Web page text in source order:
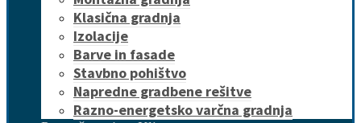
Klasična gradnja
Izolacije
Barve in fasade
Stavbno pohištvo
Napredne gradbene rešitve
Razno-energetsko varčna gradnja